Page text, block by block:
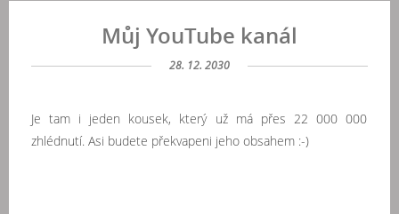
Můj YouTube kanál
28. 12. 2030
Je tam i jeden kousek, který už má přes 22 000 000
zhlédnutí. Asi budete překvapeni jeho obsahem :-)